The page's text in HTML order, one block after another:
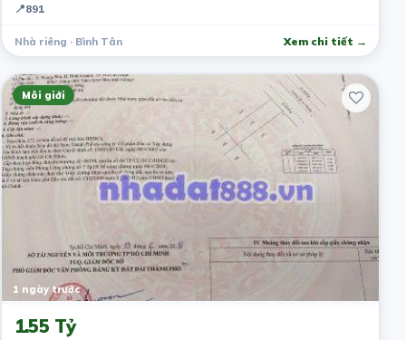
📍891
Nhà riêng · Bình Tân Xem chi tiết →
Môi giới
1 ngày trước
1.55 Tỷ